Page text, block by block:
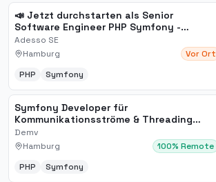
📣 Jetzt durchstarten als Senior
Software Engineer PHP Symfony -
CMS/DXP/E-Commerce (all genders) bei
adesso SE in Hamburg
Adesso SE
Hamburg
Vor Ort
PHP Symfony
Symfony Developer für
Kommunikationsströme & Threading
(m/w/d) in Hamburg oder Remote
Demv
Hamburg
100% Remote
PHP Symfony